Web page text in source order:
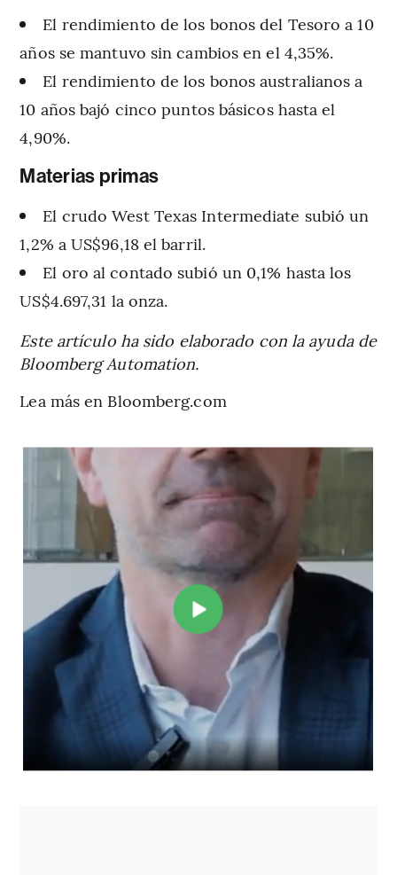
El rendimiento de los bonos del Tesoro a 10
años se mantuvo sin cambios en el 4,35%.
El rendimiento de los bonos australianos a
10 años bajó cinco puntos básicos hasta el
4,90%.
Materias primas
El crudo West Texas Intermediate subió un
1,2% a US$96,18 el barril.
El oro al contado subió un 0,1% hasta los
US$4.697,31 la onza.
Este artículo ha sido elaborado con la ayuda de
Bloomberg Automation.
Lea más en Bloomberg.com